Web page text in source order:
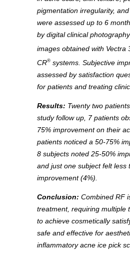
pigmentation irregularity,
were assessed up to 6
by digital clinical
images obtained with Vectra
CR® systems. Subjective
assessed by satisfaction
for patients and treating
Results: Twenty two
study follow up, 7 patients
75% improvement on their
patients noticed a 50-75%
8 subjects noted 25-50%
and just one subject felt less
improvement (4%).
Conclusion: Combined RF
treatment, requiring multiple
to achieve cosmetically
safe and effective for
inflammatory acne ice pick